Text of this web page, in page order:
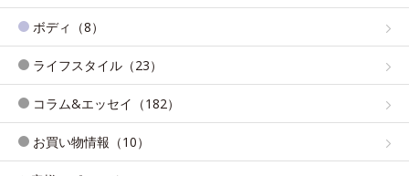
ボディ（8）
ライフスタイル（23）
コラム&エッセイ（182）
お買い物情報（10）